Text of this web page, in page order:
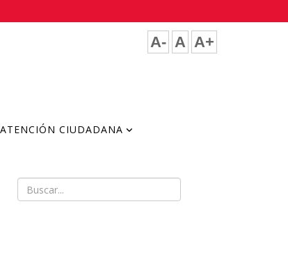
A- A A+
ATENCIÓN CIUDADANA